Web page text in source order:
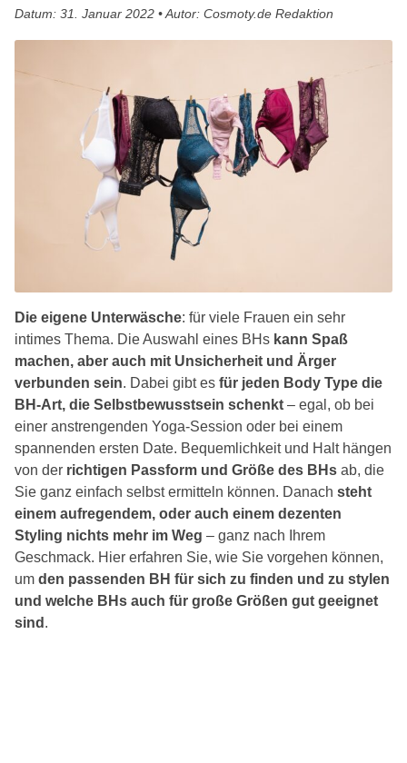
Datum: 31. Januar 2022 • Autor: Cosmoty.de Redaktion
Die eigene Unterwäsche: für viele Frauen ein sehr
intimes Thema. Die Auswahl eines BHs kann Spaß
machen, aber auch mit Unsicherheit und Ärger
verbunden sein. Dabei gibt es für jeden Body Type die
BH-Art, die Selbstbewusstsein schenkt – egal, ob bei
einer anstrengenden Yoga-Session oder bei einem
spannenden ersten Date. Bequemlichkeit und Halt hängen
von der richtigen Passform und Größe des BHs ab, die
Sie ganz einfach selbst ermitteln können. Danach steht
einem aufregendem, oder auch einem dezenten
Styling nichts mehr im Weg – ganz nach Ihrem
Geschmack. Hier erfahren Sie, wie Sie vorgehen können,
um den passenden BH für sich zu finden und zu stylen
und welche BHs auch für große Größen gut geeignet
sind .